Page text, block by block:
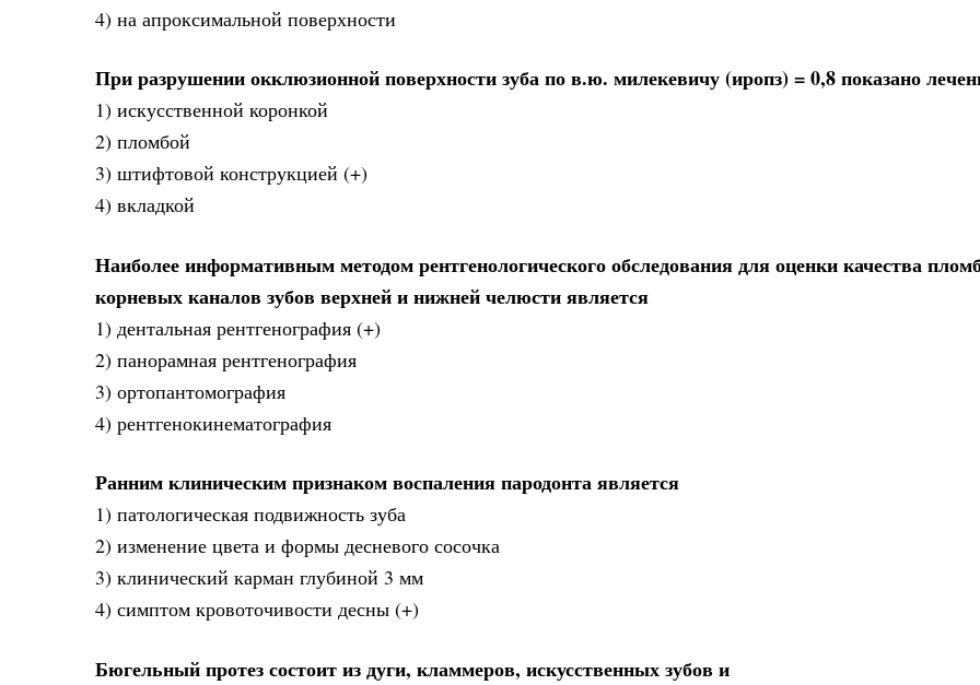
4) на апроксимальной поверхности
При разрушении окклюзионной поверхности зуба по в.ю. милекевичу (иропз) = 0,8 показано
1) искусственной коронкой
2) пломбой
3) штифтовой конструкцией (+)
4) вкладкой
Наиболее информативным методом рентгенологического обследования для оценки качества
корневых каналов зубов верхней и нижней челюсти является
1) дентальная рентгенография (+)
2) панорамная рентгенография
3) ортопантомография
4) рентгенокинематография
Ранним клиническим признаком воспаления пародонта является
1) патологическая подвижность зуба
2) изменение цвета и формы десневого сосочка
3) клинический карман глубиной 3 мм
4) симптом кровоточивости десны (+)
Бюгельный протез состоит из дуги, кламмеров, искусственных зубов и